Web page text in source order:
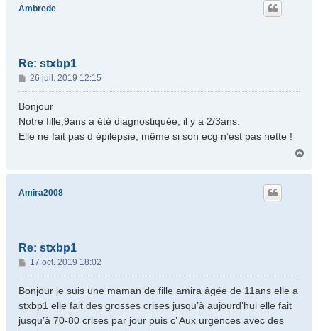
Ambrede
Re: stxbp1
M
e
s
g
26 juil. 2019 12:15
Bonjour
Notre fille,9ans a été diagnostiquée, il y a 2/3ans.
Elle ne fait pas d épilepsie, même si son ecg n’est pas nette !
u
Amira2008
Re: stxbp1
M
e
s
g
17 oct. 2019 18:02
Bonjour je suis une maman de fille amira âgée de 11ans elle a
stxbp1 elle fait des grosses crises jusqu’à aujourd’hui elle fait
jusqu’à 70-80 crises par jour puis c’ Aux urgences avec des